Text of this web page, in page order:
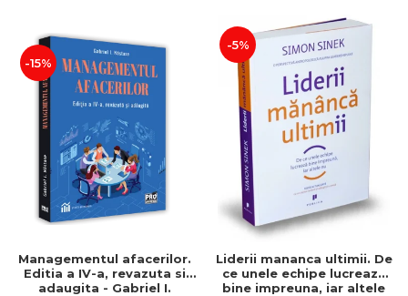
-15%
Managementul afacerilor.
Editia a IV-a, revazuta si
adaugita - Gabriel I.
-5%
Liderii mananca ultimii. De
ce unele echipe lucreaza
bine impreuna, iar altele